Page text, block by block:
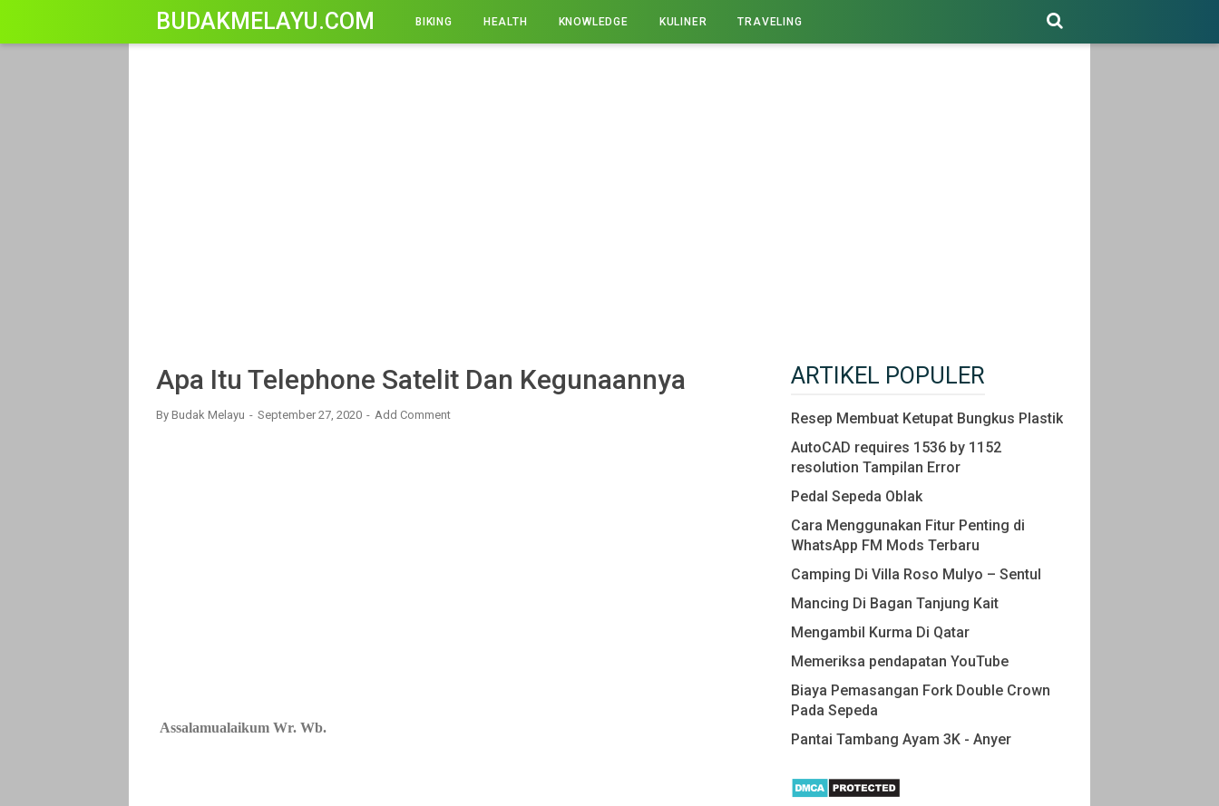
BUDAKMELAYU.COM BIKING HEALTH KNOWLEDGE KULINER TRAVELING
Apa Itu Telephone Satelit Dan Kegunaannya
By Budak Melayu September 27, 2020 Add Comment
Assalamualaikum Wr. Wb.
ARTIKEL POPULER
Resep Membuat Ketupat Bungkus Plastik
AutoCAD requires 1536 by 1152
resolution Tampilan Error
Pedal Sepeda Oblak
Cara Menggunakan Fitur Penting di
WhatsApp FM Mods Terbaru
Camping Di Villa Roso Mulyo – Sentul
Mancing Di Bagan Tanjung Kait
Mengambil Kurma Di Qatar
Memeriksa pendapatan YouTube
Biaya Pemasangan Fork Double Crown
Pada Sepeda
Pantai Tambang Ayam 3K - Anyer